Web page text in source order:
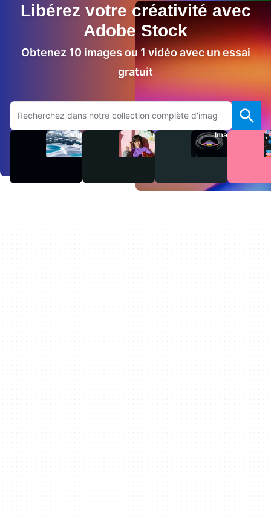
Libérez votre créativité avec
Adobe Stock
Obtenez 10 images ou 1 vidéo avec un essai
gratuit
Rechercher sur le site Adobe.com
Vidéos Audio Images